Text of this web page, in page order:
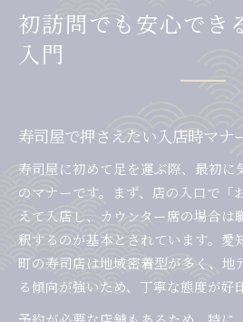
初訪問でも安心でき
入門
寿司屋で押さえたい入店時マナ
寿司屋に初めて足を運ぶ際、最初に
のマナーです。まず、店の入口で「
えて入店し、カウンター席の場合は
釈するのが基本とされています。愛
町の寿司店は地域密着型が多く、地
る傾向が強いため、丁寧な態度が好